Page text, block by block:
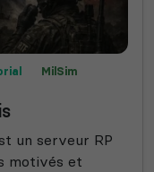
MilSim
un serveur RP
motivés et